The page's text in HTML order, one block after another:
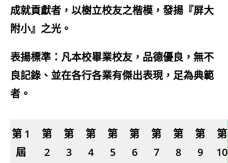
成就貢獻者，以樹立校友之楷模，發揚『屏大
附小』之光。
表揚標準：凡本校畢業校友，品德優良，無不
良記錄、並在各行各業有傑出表現，足為典範
者。
第 1
屆
第
2
第
3
第
4
第
5
第
6
第
7
第
8
第
9
第
10